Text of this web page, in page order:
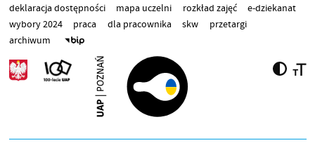
Przejdź do treści
deklaracja dostępności mapa uczelni rozkład zajęć
e-dziekanat
wybory 2024
praca dla pracownika skw
przetargi
archiwum